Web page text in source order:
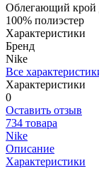
Облегающий крой
100% полиэстер
Характеристики
Бренд
Nike
Все
Характеристики
0
Оставить отзыв
734 товара
Nike
Описание
Характеристики